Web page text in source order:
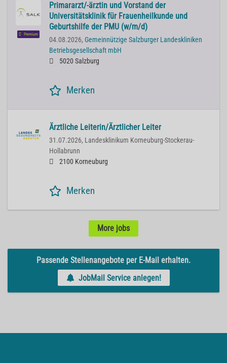
Premium
Primararzt/-ärztin und Vorstand der
Universitätsklinik für Frauenheilkunde und
Geburtshilfe der PMU (w/m/d)
04.08.2026, Gemeinnützige Salzburger Landeskliniken
Betriebsgesellschaft mbH
5020 Salzburg
Merken
Ärztliche Leiterin/Ärztlicher Leiter
31.07.2026, Landesklinikum Korneuburg-Stockerau-
Hollabrunn
2100 Korneuburg
Merken
More jobs
Passende Stellenangebote per E-Mail erhalten.
JobMail Service anlegen!